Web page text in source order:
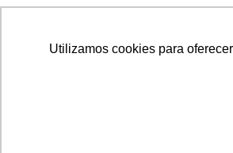
Utilizamos cookies para